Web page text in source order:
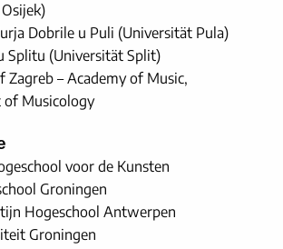
Dobrile u Puli (Universität Pula)
Splitu (Universität Split)
Zagreb – Academy of Music,
of Musicology
voor de Kunsten
Groningen
Hogeschool Antwerpen
Groningen